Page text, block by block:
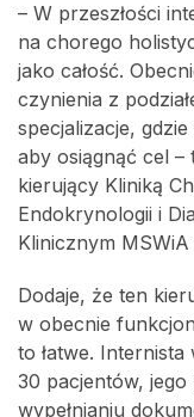
– W przeszłości
na chorego
jako całość.
czynienia z
specjalizacje,
aby osiągnąć cel –
kierujący Kliniką
Endokrynologii i
Klinicznym
Dodaje, że ten
w obecnie
to łatwe.
30 pacjentów,
wypełnianiu